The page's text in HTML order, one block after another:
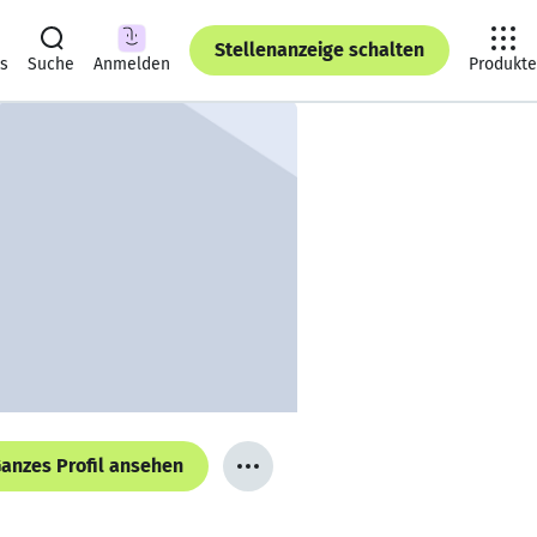
Suche Anmelden
Stellenanzeige schalten
Produkte
Profil ansehen